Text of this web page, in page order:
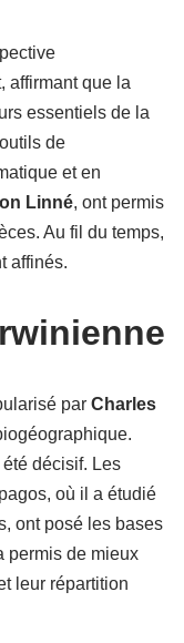
affirmant que la
essentiels de la
de
et en
Linné, ont permis
Au fil du temps,
affinés.
par Charles
été décisif. Les
où il a étudié
ont posé les bases
permis de mieux
leur répartition